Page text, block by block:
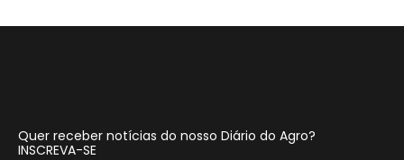
Quer receber notícias do nosso Diário do Agro?
INSCREVA-SE